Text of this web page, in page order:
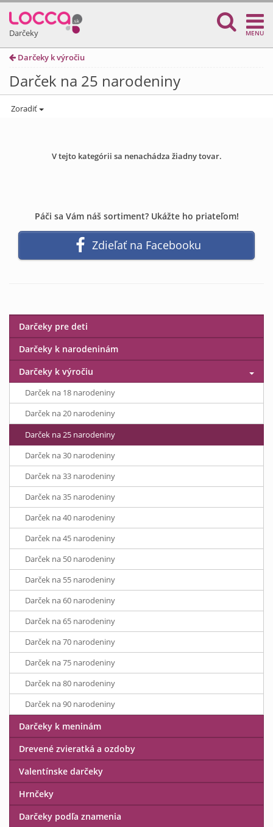
Darčeky MENU
Darčeky k výročiu
Darček na 25 narodeniny
Zoradiť
V tejto kategórii sa nenachádza žiadny tovar.
Páči sa Vám náš sortiment? Ukážte ho priateľom!
Zdieľať na Facebooku
Darčeky pre deti
Darčeky k narodeninám
Darčeky k výročiu
Darček na 18 narodeniny
Darček na 20 narodeniny
Darček na 25 narodeniny
Darček na 30 narodeniny
Darček na 33 narodeniny
Darček na 35 narodeniny
Darček na 40 narodeniny
Darček na 45 narodeniny
Darček na 50 narodeniny
Darček na 55 narodeniny
Darček na 60 narodeniny
Darček na 65 narodeniny
Darček na 70 narodeniny
Darček na 75 narodeniny
Darček na 80 narodeniny
Darček na 90 narodeniny
Darčeky k meninám
Drevené zvieratká a ozdoby
Valentínske darčeky
Hrnčeky
Darčeky podľa znamenia